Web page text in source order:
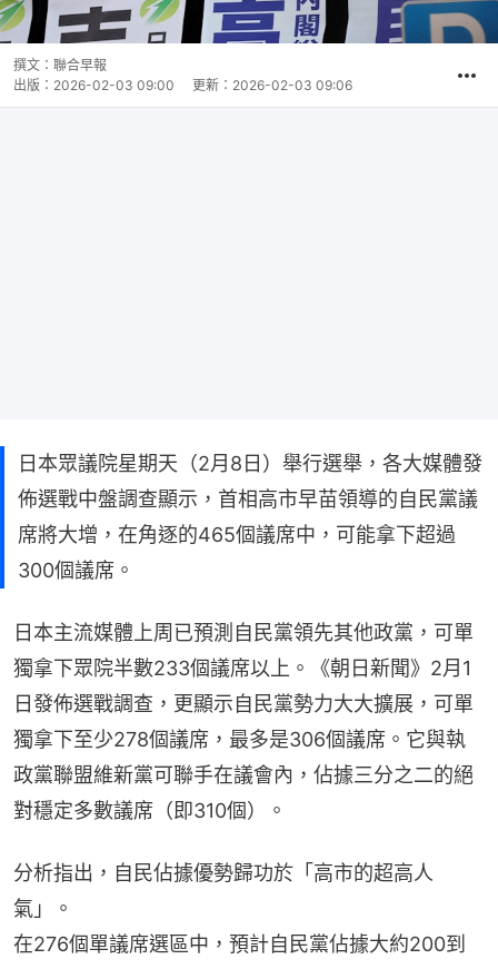
撰文： 聯合早報
出版： 2026-02-03 09:00 更新： 2026-02-03 09:06
日本眾議院星期天（2月8日）舉行選舉，各大媒體發
佈選戰中盤調查顯示，首相高市早苗領導的自民黨議
席將大增，在角逐的465個議席中，可能拿下超過
300個議席。
日本主流媒體上周已預測自民黨領先其他政黨，可單
獨拿下眾院半數233個議席以上。《朝日新聞》2月1
日發佈選戰調查，更顯示自民黨勢力大大擴展，可單
獨拿下至少278個議席，最多是306個議席。它與執
政黨聯盟維新黨可聯手在議會內，佔據三分之二的絕
對穩定多數議席（即310個）。
分析指出，自民佔據優勢歸功於「高市的超高人
氣」。
在276個單議席選區中，預計自民黨佔據大約200到